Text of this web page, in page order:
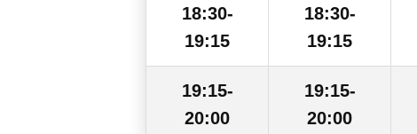
18:30-
19:15
18:30-
19:15
19:15-
20:00
19:15-
20:00